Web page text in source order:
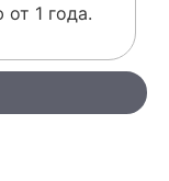
от 1 года.